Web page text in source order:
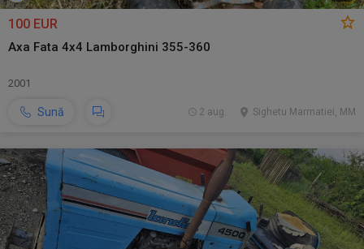
100 EUR
Axa Fata 4x4 Lamborghini 355-360
2001
Sună Sighetu Marmatiei, MM
2 aug.